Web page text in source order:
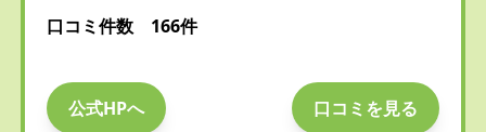
口コミ件数 166件
公式HPへ 口コミを見る